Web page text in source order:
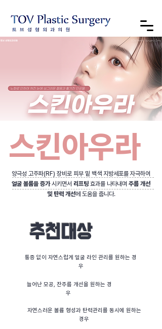
스킨아우라
양극성 고주파(RF) 장비로 피부 밑 백색 지방세포를 자극하여
얼굴 볼륨을 증가시키면서 리프팅 효과를 나타내며 주름 개선
및 탄력 개선에 도움을 줍니다.
추천대상
​통증 없이 자연스럽게 얼굴 라인 관리를 원하는 경
우
늘어난 모공, 잔주름 개선을 원하는 경
우
자연스러운 볼륨 형성과 탄력관리를 동시에 원하는
경우